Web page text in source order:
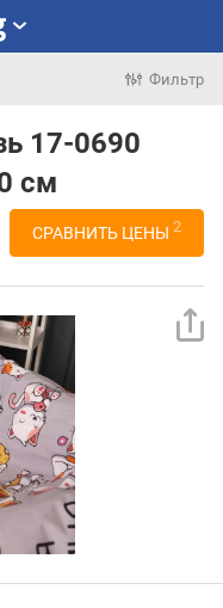
Фильтр
17-0690
см
СРАВНИТЬ ЦЕНЫ 2